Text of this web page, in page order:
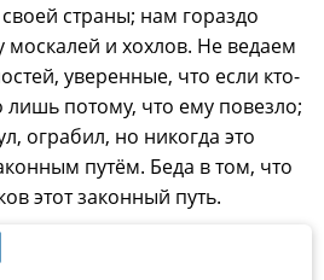
страны; нам гораздо
москалей и хохлов. Не ведаем
уверенные, что если кто-
лишь потому, что ему повезло;
ограбил, но никогда это
путём. Беда в том, что
этот законный путь.